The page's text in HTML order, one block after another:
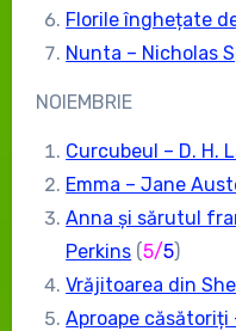
Florile înghețate
Nunta – Nicholas
NOIEMBRIE
Curcubeul – D. H.
Emma – Jane
Anna și sărutul
Perkins (5/5)
Vrăjitoarea din
Aproape căsătoriți